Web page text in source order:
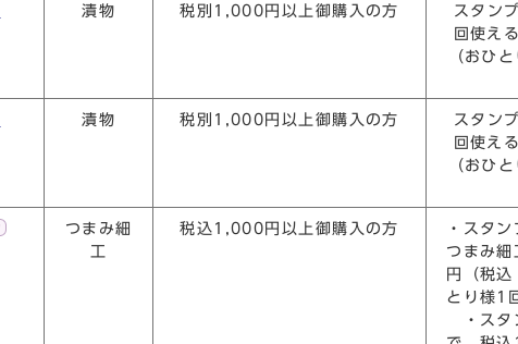
漬物 税別1,000円以上御購入の方
スタン
回使え
（おひ
漬物 税別1,000円以上御購入の方
スタン
回使え
（おひ
つまみ細
工
税込1,000円以上御購入の方
・スタ
つまみ
円（税
とり様1
・スタ